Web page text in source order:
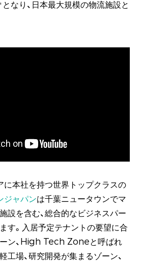
なり、日本最大規模の物流施設と
に本社を持つ世界トップクラスの
ジャパンは千葉ニュータウンでマ
設を含む、総合的なビジネスパー
す。入居予定テナントの要望に合
ン、High Tech Zoneと呼ばれ
工場、研究開発が集まるゾーン、